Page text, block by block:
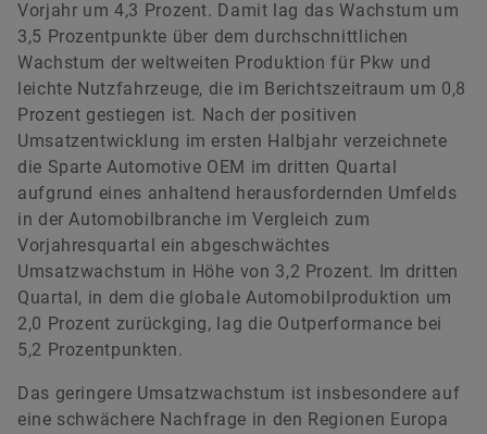
Vorjahr um 4,3 Prozent. Damit lag das Wachstum um
3,5 Prozentpunkte über dem durchschnittlichen
Wachstum der weltweiten Produktion für Pkw und
leichte Nutzfahrzeuge, die im Berichtszeitraum um 0,8
Prozent gestiegen ist. Nach der positiven
Umsatzentwicklung im ersten Halbjahr verzeichnete
die Sparte Automotive OEM im dritten Quartal
aufgrund eines anhaltend herausfordernden Umfelds
in der Automobilbranche im Vergleich zum
Vorjahresquartal ein abgeschwächtes
Umsatzwachstum in Höhe von 3,2 Prozent. Im dritten
Quartal, in dem die globale Automobilproduktion um
2,0 Prozent zurückging, lag die Outperformance bei
5,2 Prozentpunkten.
Das geringere Umsatzwachstum ist insbesondere auf
eine schwächere Nachfrage in den Regionen Europa